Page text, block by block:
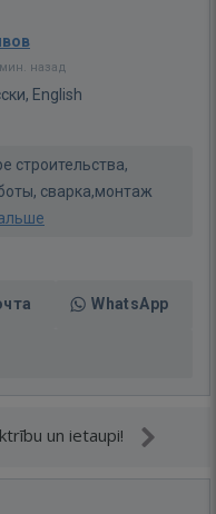
назад
English
строительства,
сварка,монтаж
WhatsApp
un ietaupi!